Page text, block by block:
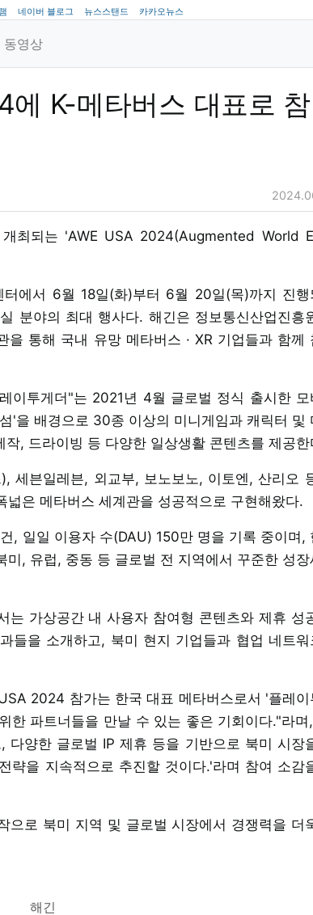
네이버 블로그 뉴스스탠드 카카오뉴스
동영상
에 K-메타버스 대표로 참
최되는 'AWE USA 2024(Augmented World
에서 6월 18일(화)부터 6월 20일(목)까지 진행
분야의 최대 행사다. 해긴은 정보통신산업진흥
을 통해 국내 유망 메타버스 · XR 기업들과 함께
이투게더"는 2021년 4월 글로벌 정식 출시한 모
'을 배경으로 30종 이상의 미니게임과 캐릭터 및
, 드라이빙 등 다양한 일상생활 콘텐츠를 제공한
세븐일레븐, 외교부, 보노보노, 이토엔, 산리오
넓은 메타버스 세계관을 성공적으로 구현해왔다.
, 일일 이용자 수(DAU) 150만 명을 기록 중이며,
, 유럽, 중동 등 글로벌 전 지역에서 꾸준한 성장
는 가상공간 내 사용자 참여형 콘텐츠와 제휴 성
들을 소개하고, 북미 현지 기업들과 협업 네트워
2024 참가는 한국 대표 메타버스로서 '플레이
한 파트너들을 만날 수 있는 좋은 기회이다."라
다양한 글로벌 IP 제휴 등을 기반으로 북미 시장
략을 지속적으로 추진할 것이다.'라며 참여 소감
으로 북미 지역 및 글로벌 시장에서 경쟁력을 더
해긴